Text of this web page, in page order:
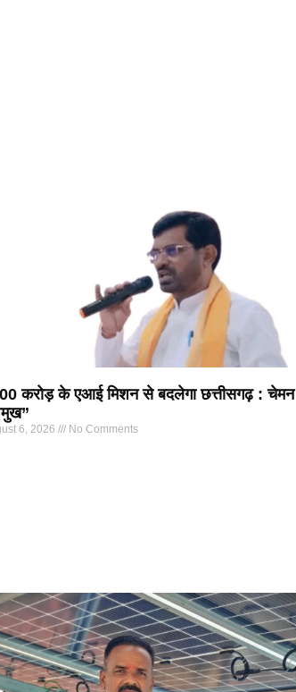
करोड़ के एआई मिशन से बदलेगा छत्तीसगढ़ : चेमन
6, 2026 No Comments